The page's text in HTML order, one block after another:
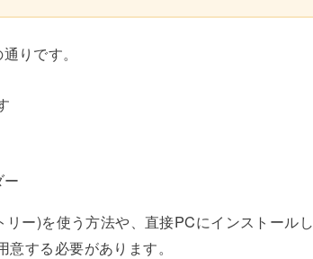
りです。
ー)を使う方法や、直接PCにインストールし
する必要があります。